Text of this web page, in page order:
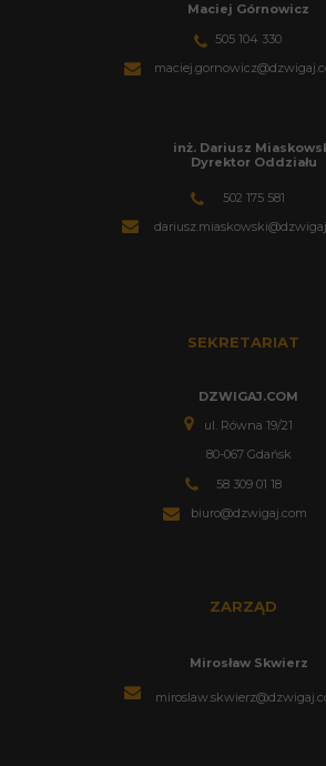
biuro@dzwigaj.com
58 309 01 18
Mirosław Skwierz
502 175 581
inż. Dariusz
Dyrektor Oddziału
505 104 330
Maciej Górnowicz
ZARZĄD
80-067 Gdańsk
DZWIGAJ.COM
ul. Równa 19/21
SEKRETARIAT